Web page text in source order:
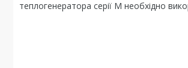
теплогенератора серії M необхідно